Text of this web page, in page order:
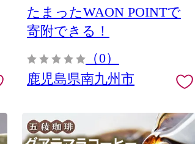
たまったWAON POINTで
寄附できる！
（0）
鹿児島県南九州市